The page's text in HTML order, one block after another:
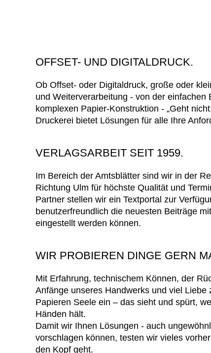
OFFSET- UND DIGITALDRUCK.
Ob Offset- oder Digitaldruck, große oder
und Weiterverarbeitung - von der einfachen
komplexen Papier-Konstruktion - „Geht
Druckerei bietet Lösungen für alle Ihre
VERLAGSARBEIT SEIT 1959.
Im Bereich der Amtsblätter sind wir in der
Richtung Ulm für höchste Qualität und
Partner stellen wir ein Textportal zur
benutzerfreundlich die neuesten Beiträge
eingestellt werden können.
WIR PROBIEREN DINGE GERN
Mit Erfahrung, technischem Können, der
Anfänge unseres Handwerks und viel Liebe
Papieren Seele ein – das sieht und spürt,
Händen hält.
Damit wir Ihnen Lösungen - auch
vorschlagen können, testen wir vieles
den Kopf geht.